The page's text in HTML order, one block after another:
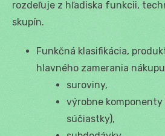
rozdeľuje z hľadiska funkcii,
skupín.
Funkčná klasifikácia,
hlavného zamerania
suroviny,
výrobne komponenty
súčiastky),